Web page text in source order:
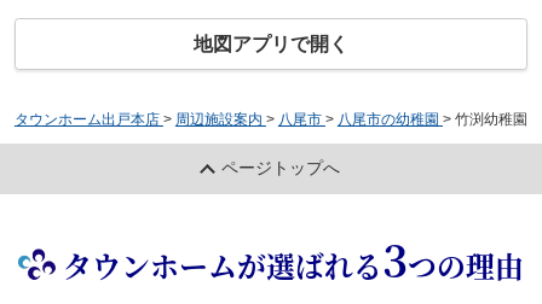
地図アプリで開く
タウンホーム出戸本店 > 周辺施設案内 > 八尾市 > 八尾市の幼稚園 > 竹渕幼稚園
ページトップへ
タウンホームが選ばれる3つの理由